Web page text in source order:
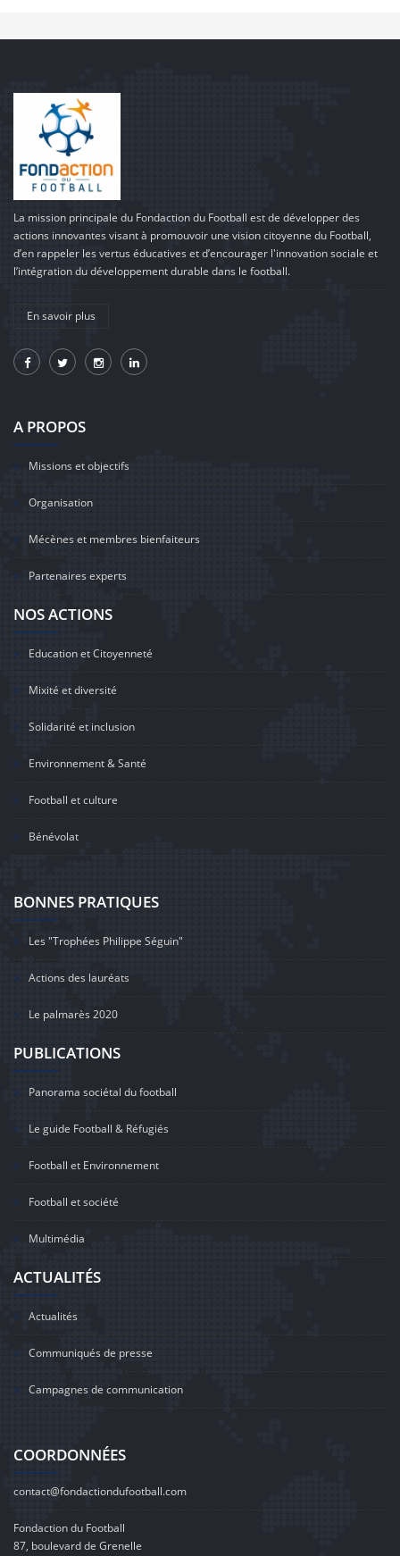
La mission principale du Fondaction du Football est de développer des
actions innovantes visant à promouvoir une vision citoyenne du Football,
d’en rappeler les vertus éducatives et d’encourager l'innovation sociale et
l’intégration du développement durable dans le football.
En savoir plus
A PROPOS
Missions et objectifs
Organisation
Mécènes et membres bienfaiteurs
Partenaires experts
NOS ACTIONS
Education et Citoyenneté
Mixité et diversité
Solidarité et inclusion
Environnement & Santé
Football et culture
Bénévolat
BONNES PRATIQUES
Les "Trophées Philippe Séguin"
Actions des lauréats
Le palmarès 2020
PUBLICATIONS
Panorama sociétal du football
Le guide Football & Réfugiés
Football et Environnement
Football et société
Multimédia
ACTUALITÉS
Actualités
Communiqués de presse
Campagnes de communication
COORDONNÉES
contact@fondactiondufootball.com
Fondaction du Football
87, boulevard de Grenelle